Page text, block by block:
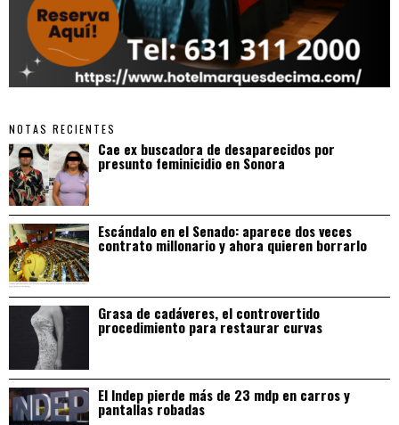
NOTAS RECIENTES
Cae ex buscadora de desaparecidos por
presunto feminicidio en Sonora
Escándalo en el Senado: aparece dos veces
contrato millonario y ahora quieren borrarlo
Grasa de cadáveres, el controvertido
procedimiento para restaurar curvas
El Indep pierde más de 23 mdp en carros y
pantallas robadas